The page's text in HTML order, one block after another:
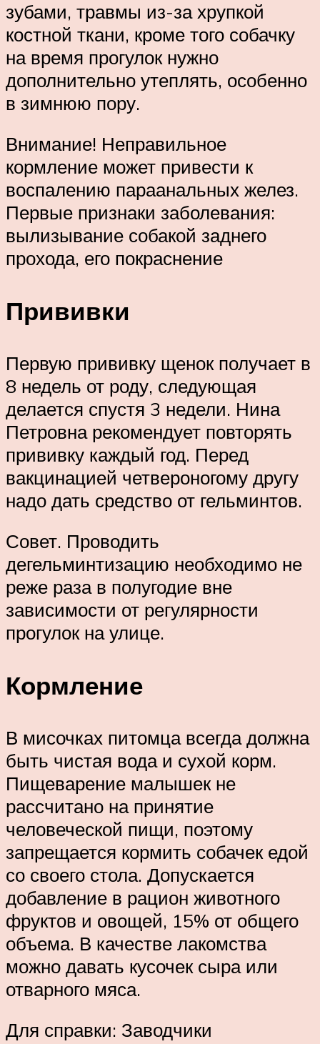
зубами, травмы из-за хрупкой
костной ткани, кроме того собачку
на время прогулок нужно
дополнительно утеплять, особенно
в зимнюю пору.
Внимание! Неправильное
кормление может привести к
воспалению параанальных желез.
Первые признаки заболевания:
вылизывание собакой заднего
прохода, его покраснение
Прививки
Первую прививку щенок получает в
8 недель от роду, следующая
делается спустя 3 недели. Нина
Петровна рекомендует повторять
прививку каждый год. Перед
вакцинацией четвероногому другу
надо дать средство от гельминтов.
Совет. Проводить
дегельминтизацию необходимо не
реже раза в полугодие вне
зависимости от регулярности
прогулок на улице.
Кормление
В мисочках питомца всегда должна
быть чистая вода и сухой корм.
Пищеварение малышек не
рассчитано на принятие
человеческой пищи, поэтому
запрещается кормить собачек едой
со своего стола. Допускается
добавление в рацион животного
фруктов и овощей, 15% от общего
объема. В качестве лакомства
можно давать кусочек сыра или
отварного мяса.
Для справки: Заводчики